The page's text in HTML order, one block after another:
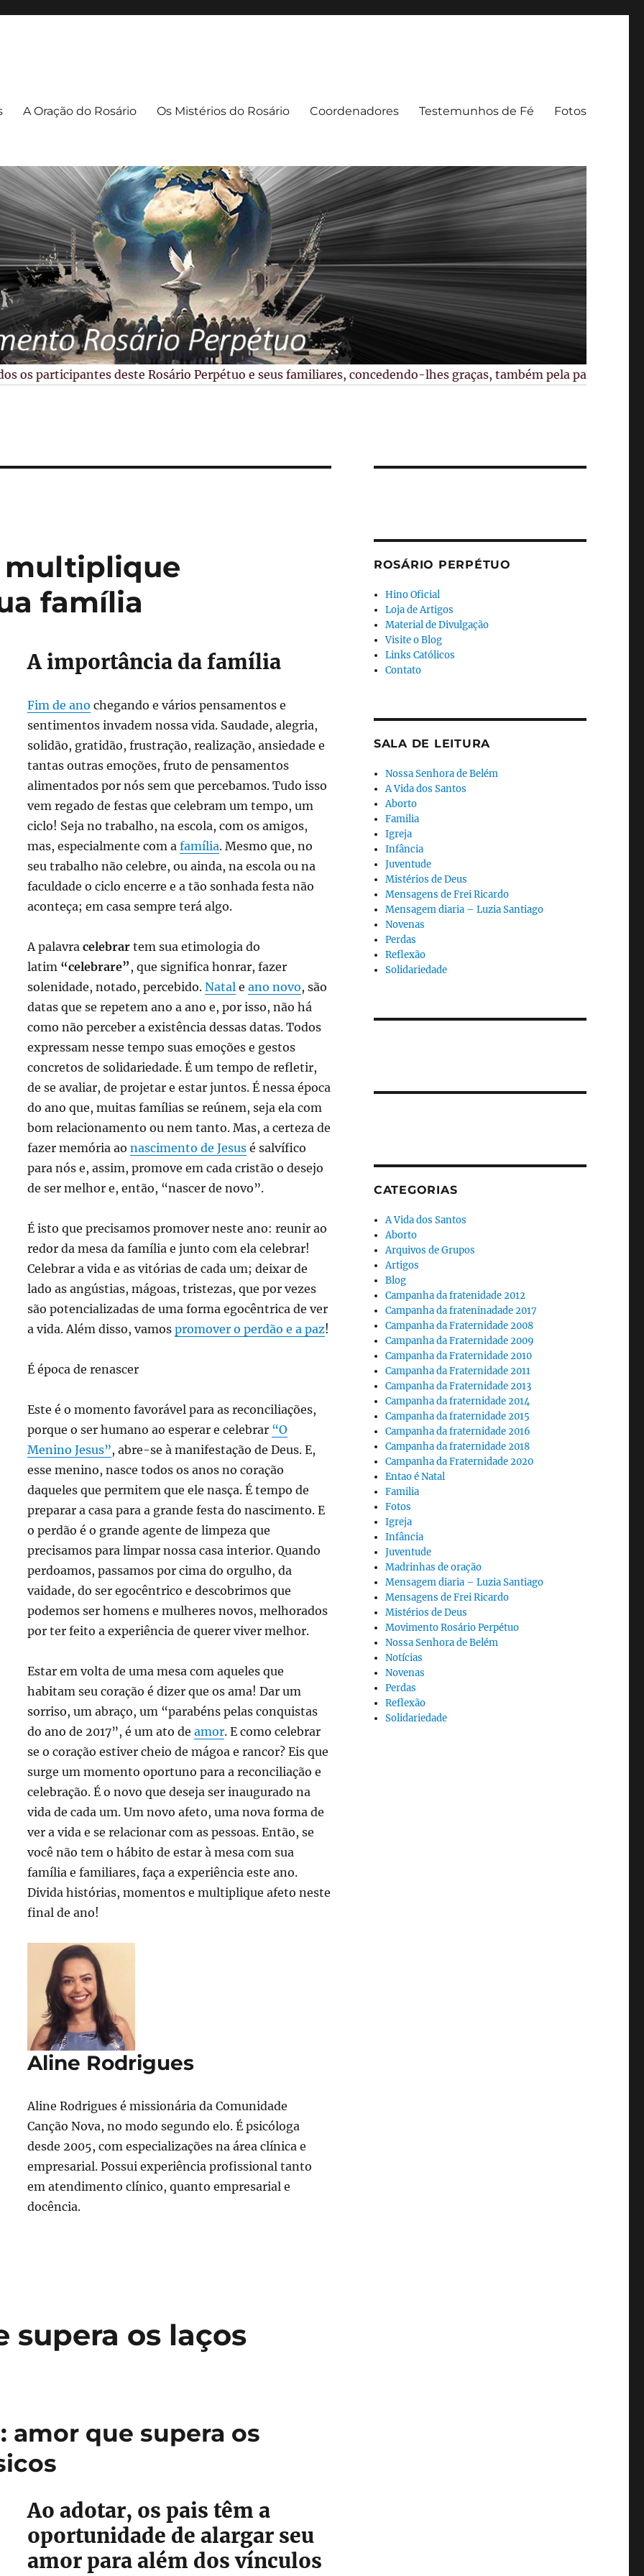
A Oração do Rosário Os Mistérios do Rosário Coordenadores Testemunhos de Fé Fotos
os participantes deste Rosário Perpétuo e seus familiares, concedendo-lhes graças, também pela paz no
multiplique
família
A importância da família
Fim de ano chegando e vários pensamentos e
sentimentos invadem nossa vida. Saudade, alegria,
solidão, gratidão, frustração, realização, ansiedade e
tantas outras emoções, fruto de pensamentos
alimentados por nós sem que percebamos. Tudo isso
vem regado de festas que celebram um tempo, um
ciclo! Seja no trabalho, na escola, com os amigos,
mas, especialmente com a família. Mesmo que, no
seu trabalho não celebre, ou ainda, na escola ou na
faculdade o ciclo encerre e a tão sonhada festa não
aconteça; em casa sempre terá algo.
A palavra celebrar tem sua etimologia do
latim “celebrare”, que significa honrar, fazer
solenidade, notado, percebido. Natal e ano novo, são
datas que se repetem ano a ano e, por isso, não há
como não perceber a existência dessas datas. Todos
expressam nesse tempo suas emoções e gestos
concretos de solidariedade. É um tempo de refletir,
de se avaliar, de projetar e estar juntos. É nessa época
do ano que, muitas famílias se reúnem, seja ela com
bom relacionamento ou nem tanto. Mas, a certeza de
fazer memória ao nascimento de Jesus é salvífico
para nós e, assim, promove em cada cristão o desejo
de ser melhor e, então, “nascer de novo”.
É isto que precisamos promover neste ano: reunir ao
redor da mesa da família e junto com ela celebrar!
Celebrar a vida e as vitórias de cada um; deixar de
lado as angústias, mágoas, tristezas, que por vezes
são potencializadas de uma forma egocêntrica de ver
a vida. Além disso, vamos promover o perdão e a paz!
É época de renascer
Este é o momento favorável para as reconciliações,
porque o ser humano ao esperar e celebrar “O
Menino Jesus”, abre-se à manifestação de Deus. E,
esse menino, nasce todos os anos no coração
daqueles que permitem que ele nasça. É tempo de
preparar a casa para a grande festa do nascimento. E
o perdão é o grande agente de limpeza que
precisamos para limpar nossa casa interior. Quando
perdoamos, passamos por cima do orgulho, da
vaidade, do ser egocêntrico e descobrimos que
podemos ser homens e mulheres novos, melhorados
por ter feito a experiência de querer viver melhor.
Estar em volta de uma mesa com aqueles que
habitam seu coração é dizer que os ama! Dar um
sorriso, um abraço, um “parabéns pelas conquistas
do ano de 2017”, é um ato de amor. E como celebrar
se o coração estiver cheio de mágoa e rancor? Eis que
surge um momento oportuno para a reconciliação e
celebração. É o novo que deseja ser inaugurado na
vida de cada um. Um novo afeto, uma nova forma de
ver a vida e se relacionar com as pessoas. Então, se
você não tem o hábito de estar à mesa com sua
família e familiares, faça a experiência este ano.
Divida histórias, momentos e multiplique afeto neste
final de ano!
Aline Rodrigues
Aline Rodrigues é missionária da Comunidade
Canção Nova, no modo segundo elo. É psicóloga
desde 2005, com especializações na área clínica e
empresarial. Possui experiência profissional tanto
em atendimento clínico, quanto empresarial e
docência.
supera os laços
amor que supera os
Ao adotar, os pais têm a
oportunidade de alargar seu
amor para além dos vínculos
ROSÁRIO PERPÉTUO
Hino Oficial
Loja de Artigos
Material de Divulgação
Visite o Blog
Links Católicos
Contato
SALA DE LEITURA
Nossa Senhora de Belém
A Vida dos Santos
Aborto
Familia
Igreja
Infância
Juventude
Mistérios de Deus
Mensagens de Frei Ricardo
Mensagem diaria – Luzia Santiago
Novenas
Perdas
Reflexão
Solidariedade
CATEGORIAS
A Vida dos Santos
Aborto
Arquivos de Grupos
Artigos
Blog
Campanha da fratenidade 2012
Campanha da frateninadade 2017
Campanha da Fraternidade 2008
Campanha da Fraternidade 2009
Campanha da Fraternidade 2010
Campanha da Fraternidade 2011
Campanha da Fraternidade 2013
Campanha da fraternidade 2014
Campanha da fraternidade 2015
Campanha da fraternidade 2016
Campanha da fraternidade 2018
Campanha da Fraternidade 2020
Entao é Natal
Familia
Fotos
Igreja
Infância
Juventude
Madrinhas de oração
Mensagem diaria – Luzia Santiago
Mensagens de Frei Ricardo
Mistérios de Deus
Movimento Rosário Perpétuo
Nossa Senhora de Belém
Notícias
Novenas
Perdas
Reflexão
Solidariedade